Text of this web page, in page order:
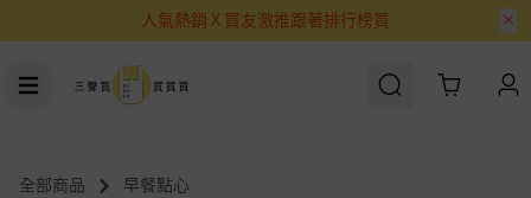
人氣熱銷Ｘ買友激推跟著排行榜買
Cart
全部商品 早餐點心